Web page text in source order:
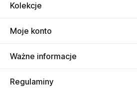
Kolekcje
Moje konto
Ważne informacje
Regulaminy